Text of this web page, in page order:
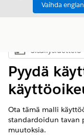
Vaihda
Näytä
Sisällysluettelo
Pyydä
Ota tämä malli
standardoidun tavan
muutoksia.